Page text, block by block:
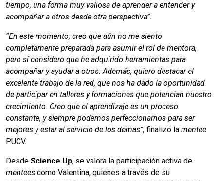
tiempo, una forma muy valiosa de aprender a entender y
acompañar a otros desde otra perspectiva”.
“En este momento, creo que aún no me siento
completamente preparada para asumir el rol de mentora,
pero sí considero que he adquirido herramientas para
acompañar y ayudar a otros. Además, quiero destacar el
excelente trabajo de la red, que nos ha dado la oportunidad
de participar en talleres y formaciones que potencian nuestro
crecimiento. Creo que el aprendizaje es un proceso
constante, y siempre podemos perfeccionarnos para ser
mejores y estar al servicio de los demás”, finalizó la mentee
PUCV.
Desde Science Up, se valora la participación activa de
mentees como Valentina, quienes a través de su